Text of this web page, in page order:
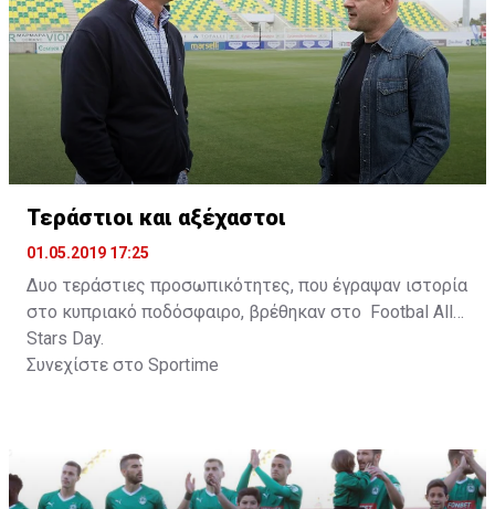
Τεράστιοι και αξέχαστοι
01.05.2019 17:25
Δυο τεράστιες προσωπικότητες, που έγραψαν ιστορία
στο κυπριακό ποδόσφαιρο, βρέθηκαν στο Footbal All
Stars Day.
Συνεχίστε στο Sportime